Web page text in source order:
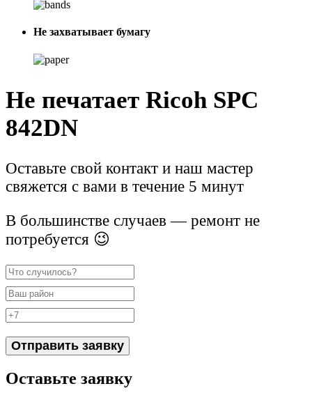
Не захватывает бумагу
Не печатает Ricoh SPC
842DN
Оставьте свой контакт и наш мастер
свяжется с вами в течение 5 минут
В большинстве случаев — ремонт не
потребуется 😉
Отправить заявку
Оставьте заявку